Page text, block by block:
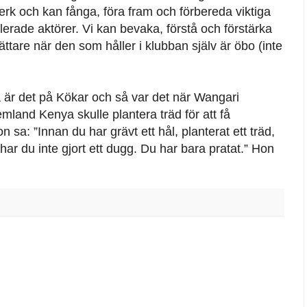
och kan fånga, föra fram och förbereda viktiga
aktörer. Vi kan bevaka, förstå och förstärka
när den som håller i klubban själv är öbo (inte
det på Kökar och så var det när Wangari
Kenya skulle plantera träd för att få
sa: ”Innan du har grävt ett hål, planterat ett träd,
du inte gjort ett dugg. Du har bara pratat.” Hon